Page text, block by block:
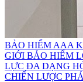
BẢO HIỂM AAA
GIỚI BẢO HIỂM
LỰC ĐA DẠNG
CHIẾN LƯỢC